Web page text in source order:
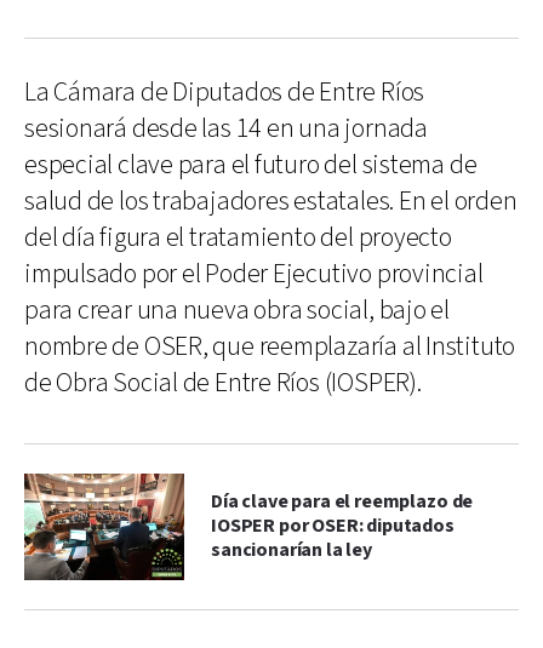
La Cámara de Diputados de Entre Ríos
sesionará desde las 14 en una jornada
especial clave para el futuro del sistema de
salud de los trabajadores estatales. En el orden
del día figura el tratamiento del proyecto
impulsado por el Poder Ejecutivo provincial
para crear una nueva obra social, bajo el
nombre de OSER, que reemplazaría al Instituto
de Obra Social de Entre Ríos (IOSPER).
Día clave para el reemplazo de
IOSPER por OSER: diputados
sancionarían la ley